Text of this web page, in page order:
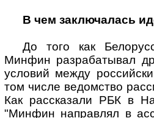
В чем заключалась
До того как
Минфин разрабатывал
условий между
том числе ведомство
Как рассказали РБК в
"Минфин направлял в